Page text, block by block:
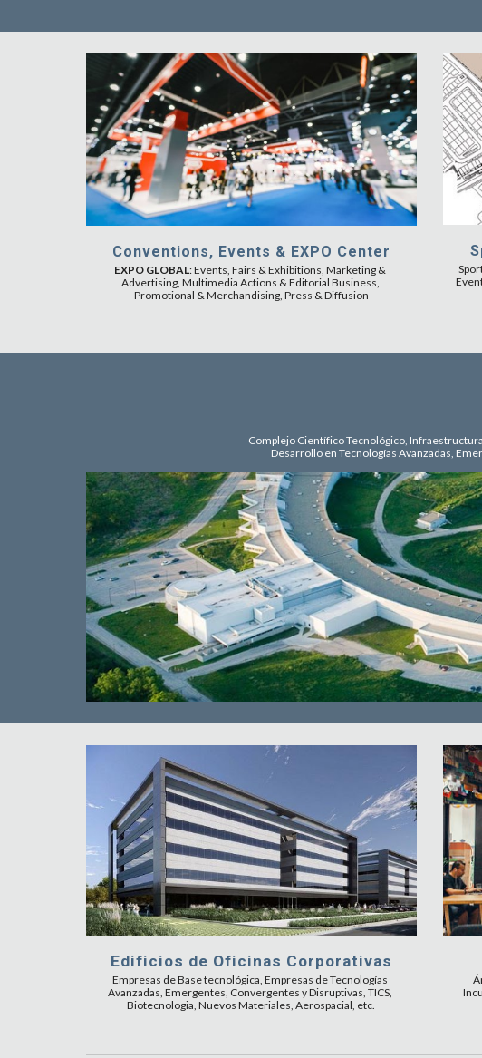
Conventions, Events & EXPO Center
EXPO GLOBAL: Events, Fairs & Exhibitions, Marketing &
Advertising, Multimedia Actions & Editorial Business,
Promotional & Merchandising, Press & Diffusion
Complejo Científico Tecnológico,
Desarrollo en Tecnologías Avanzadas,
Edificios de Oficinas Corporativas
Empresas de Base tecnológica, Empresas de Tecnologías
Avanzadas, Emergentes, Convergentes y Disruptivas, TICS,
Biotecnologia, Nuevos Materiales, Aerospacial, etc.